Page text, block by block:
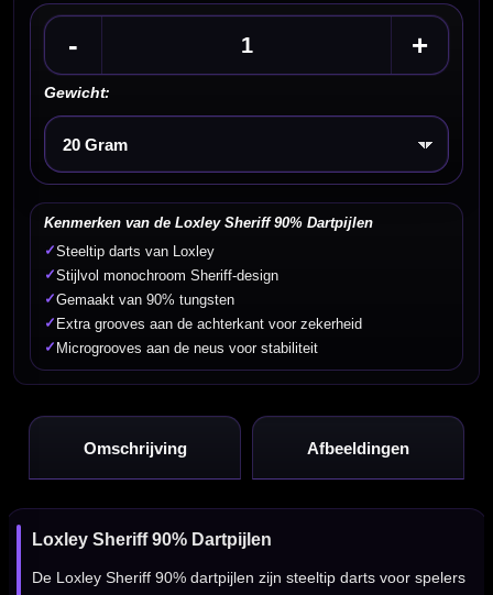
- +
Gewicht:
Kies een optie
Kenmerken van de Loxley Sheriff 90% Dartpijlen
✓Steeltip darts van Loxley
✓Stijlvol monochroom Sheriff-design
✓Gemaakt van 90% tungsten
✓ Extra grooves aan de achterkant voor zekerheid
✓ Microgrooves aan de neus voor stabiliteit
Omschrijving Afbeeldingen
Loxley Sheriff 90% Dartpijlen
De Loxley Sheriff 90% dartpijlen zijn steeltip darts voor spelers